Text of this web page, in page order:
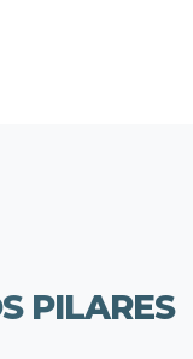
PILARES